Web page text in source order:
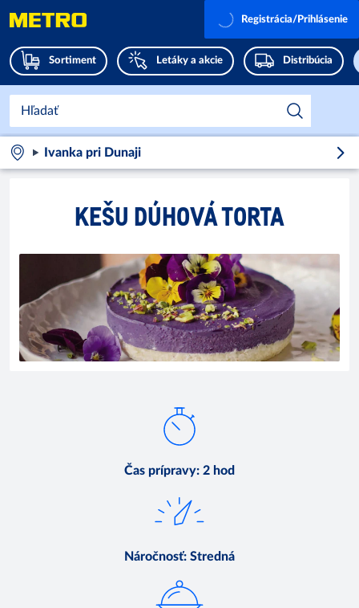
Sortiment Letáky a akcie Distribúcia
Registrácia/Prihlásenie
Ivanka pri Dunaji
KEŠU DÚHOVÁ TORTA
Čas prípravy: 2 hod
Náročnosť: Stredná